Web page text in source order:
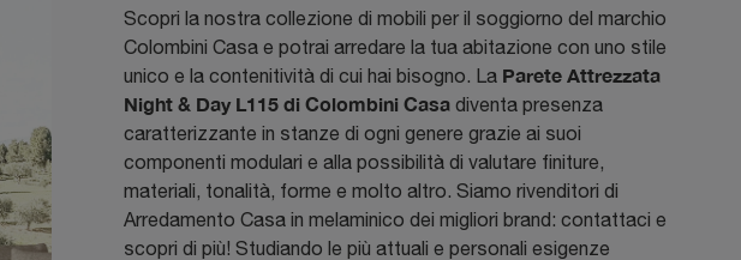
Scopri la nostra collezione di mobili per il soggiorno del marchio
Colombini Casa e potrai arredare la tua abitazione con uno stile
unico e la contenitività di cui hai bisogno. La Parete Attrezzata
Night & Day L115 di Colombini Casa diventa presenza
caratterizzante in stanze di ogni genere grazie ai suoi
componenti modulari e alla possibilità di valutare finiture,
materiali, tonalità, forme e molto altro. Siamo rivenditori di
Arredamento Casa in melaminico dei migliori brand: contattaci e
scopri di più! Studiando le più attuali e personali esigenze